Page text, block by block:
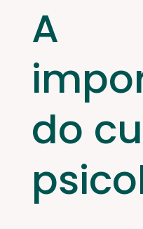
A
do